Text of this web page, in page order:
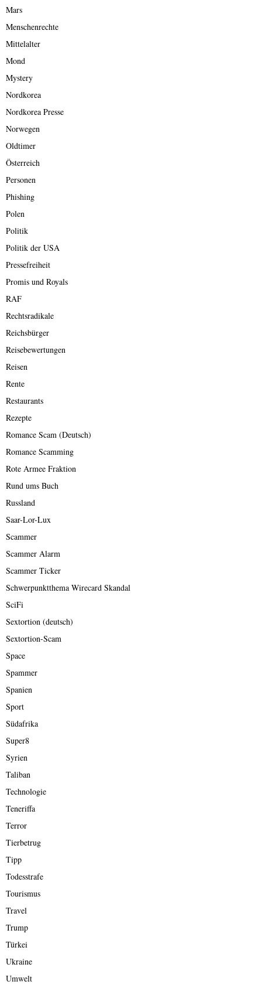
Mars
Menschenrechte
Mittelalter
Mond
Mystery
Nordkorea
Nordkorea Presse
Norwegen
Oldtimer
Österreich
Personen
Phishing
Polen
Politik
Politik der USA
Pressefreiheit
Promis und Royals
RAF
Rechtsradikale
Reichsbürger
Reisebewertungen
Reisen
Rente
Restaurants
Rezepte
Romance Scam (Deutsch)
Romance Scamming
Rote Armee Fraktion
Rund ums Buch
Russland
Saar-Lor-Lux
Scammer
Scammer Alarm
Scammer Ticker
Schwerpunktthema Wirecard Skandal
SciFi
Sextortion (deutsch)
Sextortion-Scam
Space
Spammer
Spanien
Sport
Südafrika
Super8
Syrien
Taliban
Technologie
Teneriffa
Terror
Tierbetrug
Tipp
Todesstrafe
Tourismus
Travel
Trump
Türkei
Ukraine
Umwelt